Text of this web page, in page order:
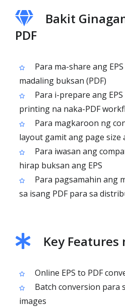
Bakit
PDF
Para ma-share ang
madaling buksan (PDF)
Para i-prepare ang
printing na naka-PDF
Para magkaroon ng
layout gamit ang page size
Para iwasan ang
hirap buksan ang EPS
Para pagsamahin ang
sa isang PDF para sa
Key Features
Online EPS to PDF
Batch conversion para
images